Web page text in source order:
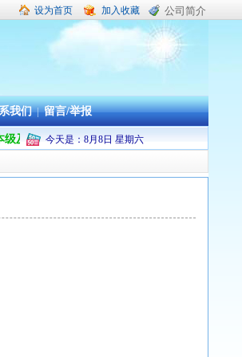
设为首页 加入收藏 公司简介
我们 | 留言/举报
及普陀区机关企事业单位职工疗休养承办旅行社
今天是： 8月 8日 星期六